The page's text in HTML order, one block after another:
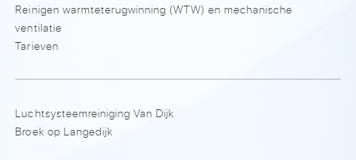
Reinigen warmteterugwinning (WTW) en mechanische
ventilatie
Tarieven
Luchtsysteemreiniging Van Dijk
Broek op Langedijk